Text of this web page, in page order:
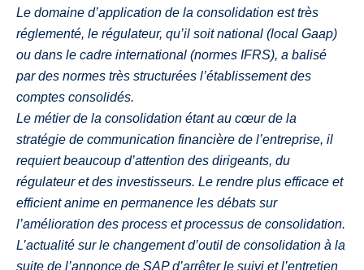
Le domaine d’application de la consolidation est très
réglementé, le régulateur, qu’il soit national (local Gaap)
ou dans le cadre international (normes IFRS), a balisé
par des normes très structurées l’établissement des
comptes consolidés.
Le métier de la consolidation étant au cœur de la
stratégie de communication financière de l’entreprise, il
requiert beaucoup d’attention des dirigeants, du
régulateur et des investisseurs. Le rendre plus efficace et
efficient anime en permanence les débats sur
l’amélioration des process et processus de consolidation.
L’actualité sur le changement d’outil de consolidation à la
suite de l’annonce de SAP d’arrêter le suivi et l’entretien